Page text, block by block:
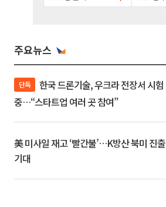
주요뉴스
단독
중…“스타트업 여러 곳 참여”
美 미사일 재고 ‘빨간불’…K방산 북미 진출
기대